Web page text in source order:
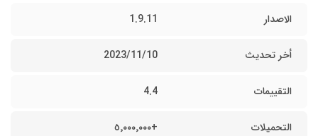
الاصدار 1.9.11
أخر تحديث 10‏/11‏/2023
التقييمات 4.4
التحميلات +٥٬٠٠٠٬٠٠٠